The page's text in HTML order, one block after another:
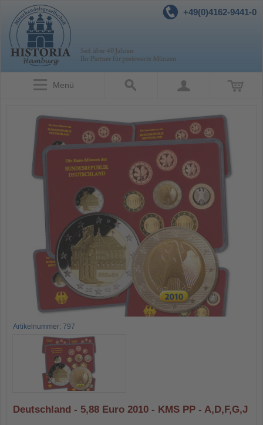
+49(0)4162-9441-0
Menü
Artikelnummer: 797
Deutschland - 5,88 Euro 2010 - KMS PP - A,D,F,G,J